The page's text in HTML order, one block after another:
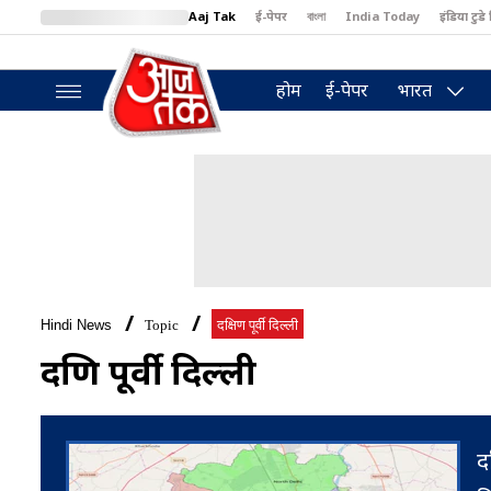
Aaj Tak ई-पेपर বাংলা India Today इंडिया टुडे
BT Bazaar
होम ई-पेपर भारत
Hindi News Topic दक्षिण पूर्वी दिल्ली
दक्षिण पूर्वी दिल्ली